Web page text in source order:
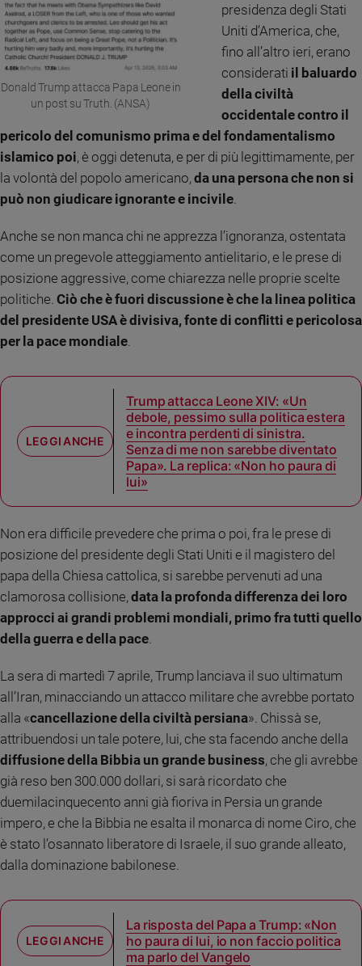
Libri
Musica
Arte
Famiglia
Genitori
e
figli
Nonni
Scuola
e
giovani
Adolescenza
Bioetica
Vai
Riflessioni
Podcast
Privacy
Policy
siamo
Registrati
Redazione
Social
Donald Trump attacca Papa Leone in
un post su Truth. (ANSA)
presidenza degli Stati
Uniti d’America, che,
fino all’altro ieri, erano
considerati il baluardo
della civiltà
occidentale contro il
pericolo del comunismo prima e del fondamentalismo
islamico poi, è oggi detenuta, e per di più legittimamente, per
la volontà del popolo americano,da una persona che non si
può non giudicare ignorante e incivile.
Anche se non manca chi ne apprezza l’ignoranza, ostentata
come un pregevole atteggiamento antielitario, e le prese di
posizione aggressive, come chiarezza nelle proprie scelte
politiche. Ciò che è fuori discussione è che la linea politica
del presidente USA è divisiva, fonte di conflitti e pericolosa
per la pace mondiale.
Trump attacca Leone XIV: «Un
debole, pessimo sulla politica estera
e incontra perdenti di sinistra.
Senza di me non sarebbe diventato
Papa». La replica: «Non ho paura di
lui»
Non era difficile prevedere che prima o poi, fra le prese di
posizione del presidente degli Stati Uniti e il magistero del
papa della Chiesa cattolica, si sarebbe pervenuti ad una
clamorosa collisione, data la profonda differenza dei loro
approcci ai grandi problemi mondiali, primo fra tutti quello
della guerra e della pace
La sera di martedì 7 aprile, Trump lanciava il suo ultimatum
all’Iran, minacciando un attacco militare che avrebbe portato
alla «cancellazione della civiltà persiana». Chissà se,
attribuendosi un tale potere, lui, che sta facendo anche della
diffusione della Bibbia un grande business, che gli avrebbe
già reso ben 300.000 dollari, si sarà ricordato che
duemilacinquecento anni già fioriva in Persia un grande
impero, e che la Bibbia ne esalta il monarca di nome Ciro, che
è stato l’osannato liberatore di Israele, il suo grande alleato,
dalla dominazione babilonese.
La risposta del Papa a Trump: «Non
ho paura di lui, io non faccio politica
ma parlo del Vangelo